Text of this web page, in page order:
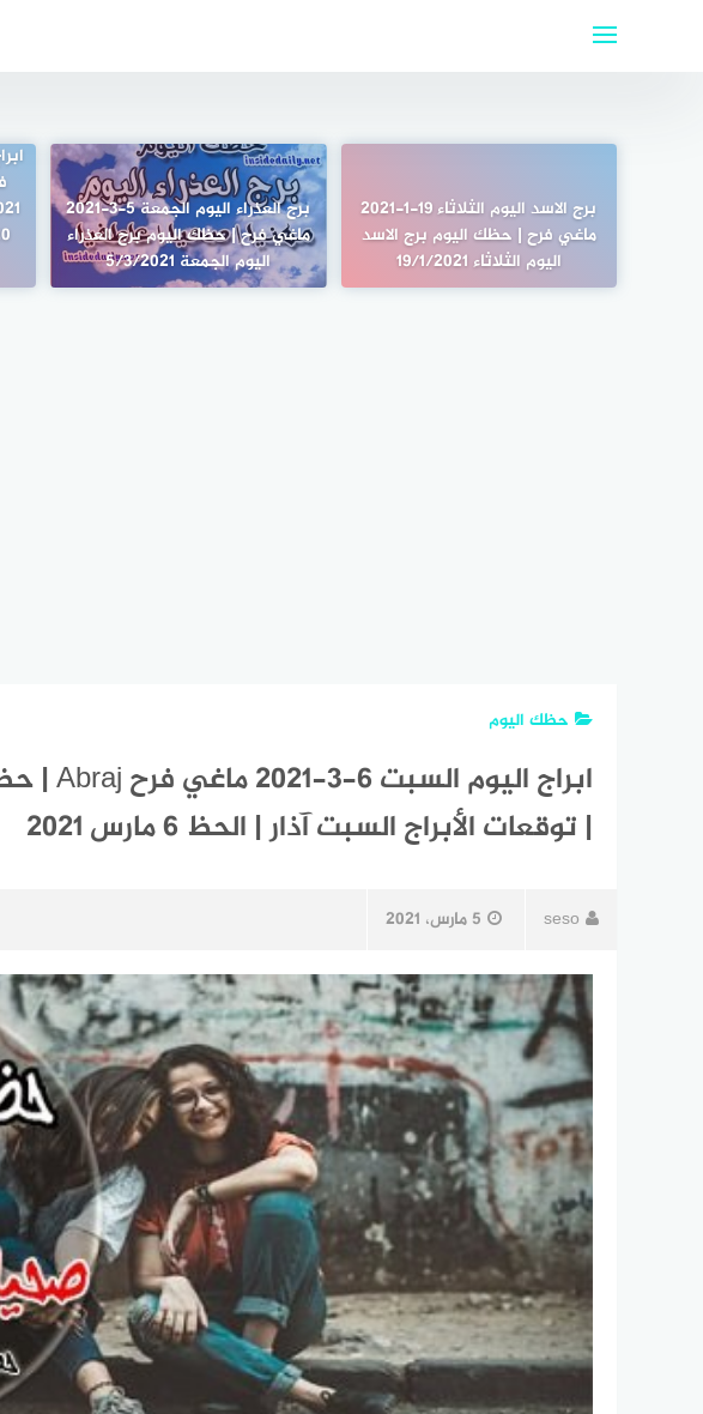
برج الاسد اليوم الثلاثاء 19-1-2021
ماغي فرح | حظك اليوم برج الاسد
اليوم الثلاثاء 19/1/2021
برج العذراء اليوم الجمعة 5-3-2021
ماغي فرح | حظك اليوم برج العذراء
اليوم الجمعة 5/3/2021
حظك اليوم
| توقعات الأبراج السبت آذار | الحظ 6 مارس 2021
seso 5 مارس، 2021